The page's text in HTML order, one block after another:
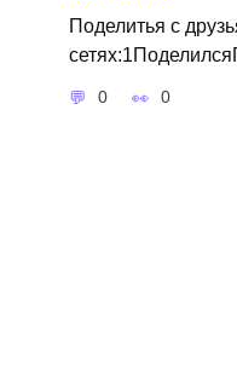
Поделитья с
0 0